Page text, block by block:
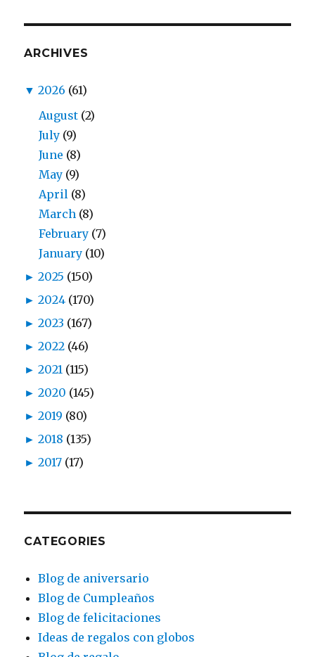
ARCHIVES
▼ 2026 (61)
August (2)
July (9)
June (8)
May (9)
April (8)
March (8)
February (7)
January (10)
► 2025 (150)
► 2024 (170)
► 2023 (167)
► 2022 (46)
► 2021 (115)
► 2020 (145)
► 2019 (80)
► 2018 (135)
► 2017 (17)
CATEGORIES
Blog de aniversario
Blog de Cumpleaños
Blog de felicitaciones
Ideas de regalos con globos